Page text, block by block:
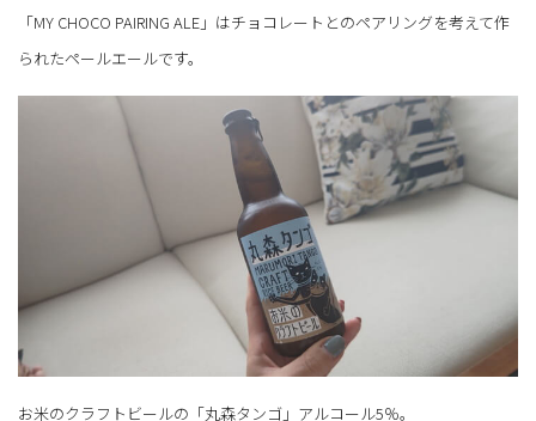
「MY CHOCO PAIRING ALE」はチョコレートとのペアリングを考えて作
られたペールエールです。
お米のクラフトビールの「丸森タンゴ」アルコール5％。